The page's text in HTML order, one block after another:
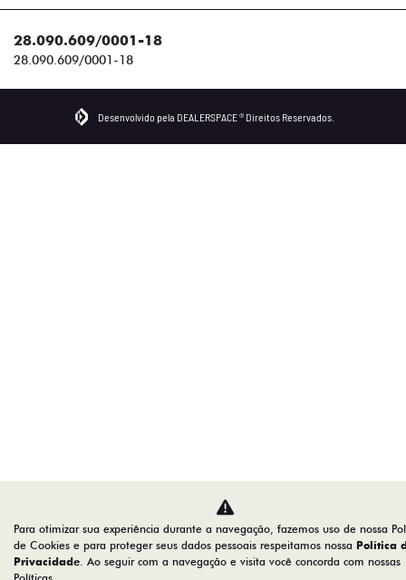
28.090.609/0001-18
28.090.609/0001-18
Desenvolvido pela DEALERSPACE ® Direitos Reservados.
Para otimizar sua experiência durante a navegação, fazemos uso de nossa
de Cookies e para proteger seus dados pessoais respeitamos nossa Política
Privacidade. Ao seguir com a navegação e visita você concorda com nossas